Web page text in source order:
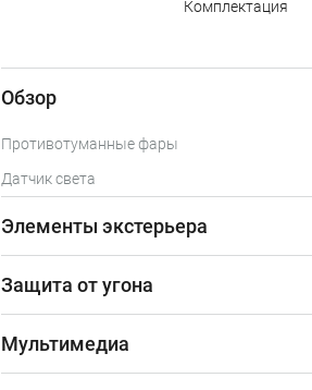
Комплектация
Обзор
Противотуманные фары
Датчик света
Элементы экстерьера
Защита от угона
Мультимедиа